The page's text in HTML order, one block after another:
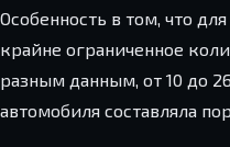
Особенность в том, что
крайне ограниченное
разным данным, от 10 до
автомобиля составляла